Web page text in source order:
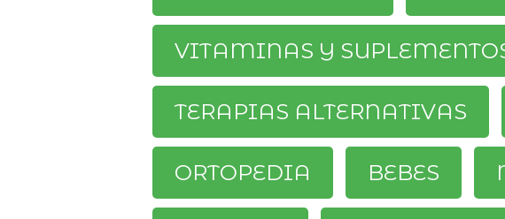
VITAMINAS Y
TERAPIAS ALTERNATIVAS
ORTOPEDIA BEBES